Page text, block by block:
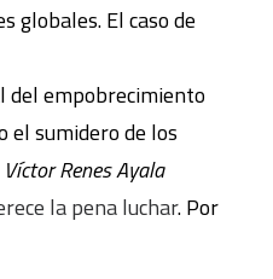
globales. El caso de
del empobrecimiento
el sumidero de los
Víctor Renes Ayala
la pena luchar. Por